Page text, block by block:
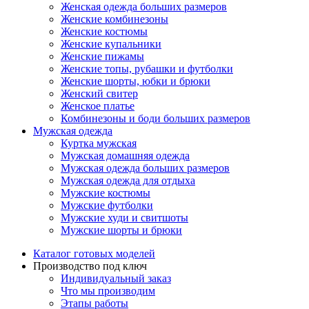
Женская одежда больших размеров
Женские комбинезоны
Женские костюмы
Женские купальники
Женские пижамы
Женские топы, рубашки и футболки
Женские шорты, юбки и брюки
Женский свитер
Женское платье
Комбинезоны и боди больших размеров
Мужская одежда
Куртка мужская
Мужская домашняя одежда
Мужская одежда больших размеров
Мужская одежда для отдыха
Мужские костюмы
Мужские футболки
Мужские худи и свитшоты
Мужские шорты и брюки
Каталог готовых моделей
Производство под ключ
Индивидуальный заказ
Что мы производим
Этапы работы